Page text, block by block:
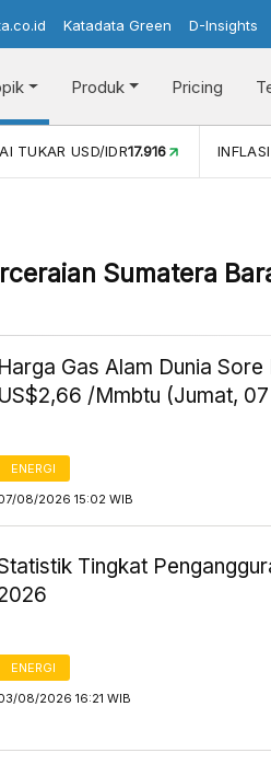
Katadata Green D-Insights
Produk Pricing
TUKAR USD/IDR17.916
Sumatera
Harga Gas Alam Dunia
US$2,66 /Mmbtu (Jumat,
ENERGI
08/2026 15:02 WIB
Tingkat
ENERGI
08/2026 16:21 WIB